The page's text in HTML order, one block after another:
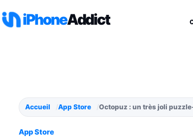
iPhoneAddict
Accueil App Store Octopuz : un très joli
App Store